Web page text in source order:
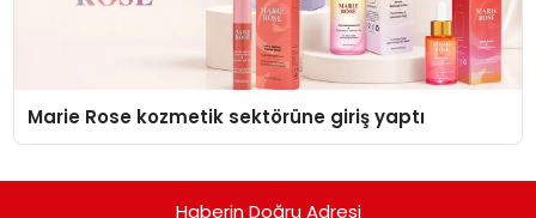
Marie Rose kozmetik sektörüne giriş yaptı
Haberin Doğru Adresi